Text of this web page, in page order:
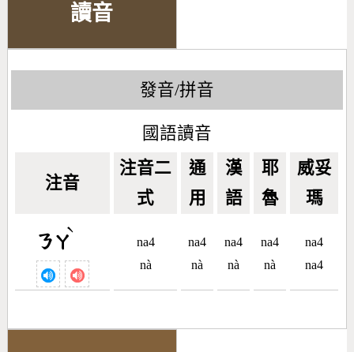
讀音
發音/拼音
國語讀音
注音
注音二
式
通
用
漢
語
耶
魯
威妥
瑪
ㄋㄚ
ˋ
na4
nà
na4
nà
na4
nà
na4
nà
na4
na4